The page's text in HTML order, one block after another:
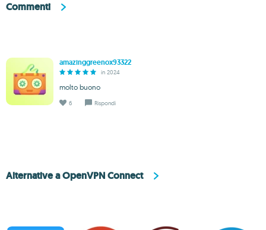
Commenti
amazinggreenox93322
in 2024
molto buono
6 Rispondi
Alternative a OpenVPN Connect